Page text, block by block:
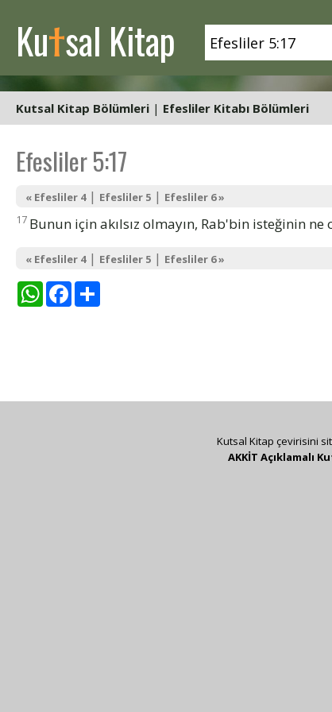
Kutsal Kitap
Kutsal Kitap Bölümleri | Efesliler Kitabı Bölümleri
Efesliler 5:17
« Efesliler 4| Efesliler 5 | Efesliler 6 »
17 Bunun için akılsız olmayın, Rab'bin isteğinin ne
« Efesliler 4| Efesliler 5 | Efesliler 6 »
WhatsAppFacebook
Kutsal Kitap çevirisini
AKKİT Açıklamalı